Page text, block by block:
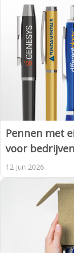
Pennen met
voor bedrijven
12 Jun 2026